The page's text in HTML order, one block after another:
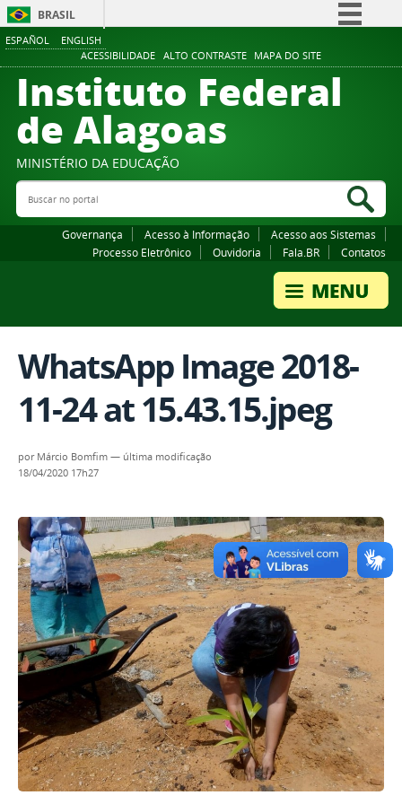
ESPAÑOL ENGLISH
ACESSIBILIDADE ALTO CONTRASTE MAPA DO SITE
BRASIL
Comunica BR
Participe
Canais
Instituto Federal
de Alagoas
MINISTÉRIO DA EDUCAÇÃO
Buscar no portal
Governança Acesso à Informação
Acesso aos Sistemas
Processo Eletrônico
Ouvidoria Fala.BR Contatos
WhatsApp Image 2018-
11-24 at 15.43.15.jpeg
por Márcio Bomfim — última modificação
18/04/2020 17h27